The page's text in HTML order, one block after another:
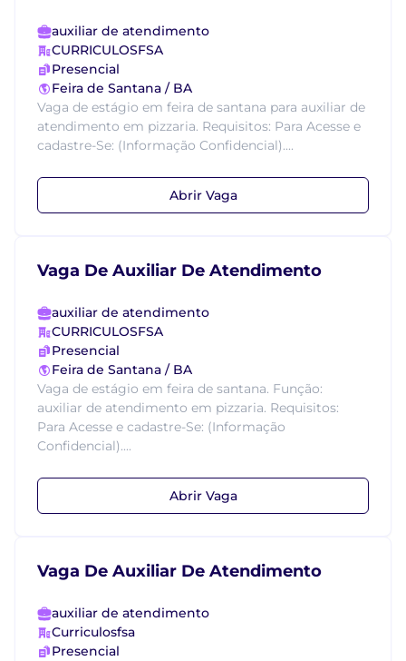
auxiliar de atendimento
CURRICULOSFSA
Presencial
Feira de Santana / BA
Vaga de estágio em feira de santana para auxiliar de
atendimento em pizzaria. Requisitos: Para Acesse e
cadastre-Se: (Informação Confidencial)....
Abrir Vaga
Vaga De Auxiliar De Atendimento
auxiliar de atendimento
CURRICULOSFSA
Presencial
Feira de Santana / BA
Vaga de estágio em feira de santana. Função:
auxiliar de atendimento em pizzaria. Requisitos:
Para Acesse e cadastre-Se: (Informação
Confidencial)....
Abrir Vaga
Vaga De Auxiliar De Atendimento
auxiliar de atendimento
Curriculosfsa
Presencial